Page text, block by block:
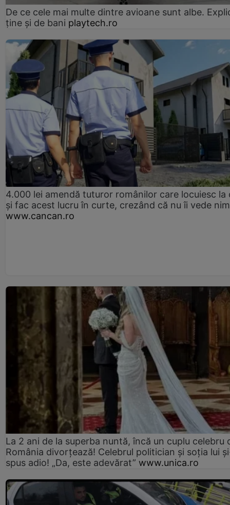
De ce cele mai multe dintre avioane sunt albe.
ține și de bani playtech.ro
4.000 lei amendă tuturor românilor care locuiesc la
și fac acest lucru în curte, crezând că nu îi vede
www.cancan.ro
La 2 ani de la superba nuntă, încă un cuplu celebru
România divorțează! Celebrul politician și soția lui
spus adio! „Da, este adevărat” www.unica.ro